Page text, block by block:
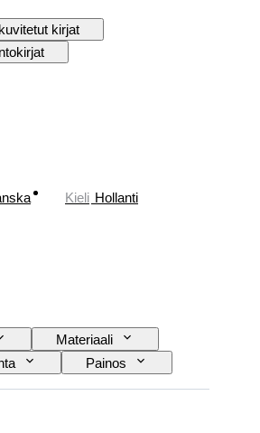
kirjat
Kieli Hollanti
Materiaali
Painos